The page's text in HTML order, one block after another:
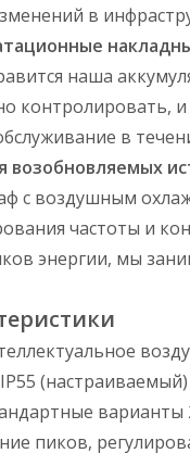
в
наша
контролировать,
в
возобновляемых
с воздушным
частоты и
энергии, мы
(настраиваемый)
варианты
пиков,